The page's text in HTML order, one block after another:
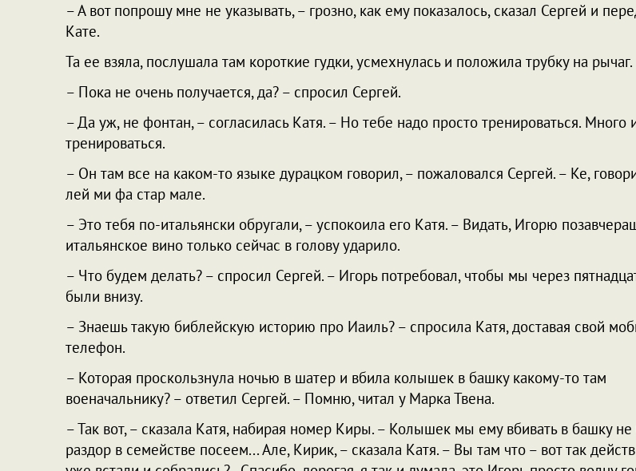
– А вот попрошу мне не указывать, – грозно, как ему показалось, сказал Сергей и
Кате.
Та ее взяла, послушала там короткие гудки, усмехнулась и положила трубку на рычаг.
– Пока не очень получается, да? – спросил Сергей.
– Да уж, не фонтан, – согласилась Катя. – Но тебе надо просто тренироваться. Много
тренироваться.
– Он там все на каком-то языке дурацком говорил, – пожаловался Сергей. – Ке,
лей ми фа стар мале.
– Это тебя по-итальянски обругали, – успокоила его Катя. – Видать, Игорю
итальянское вино только сейчас в голову ударило.
– Что будем делать? – спросил Сергей. – Игорь потребовал, чтобы мы через
были внизу.
– Знаешь такую библейскую историю про Иаиль? – спросила Катя, доставая свой
телефон.
– Которая проскользнула ночью в шатер и вбила колышек в башку какому-то там
военачальнику? – ответил Сергей. – Помню, читал у Марка Твена.
– Так вот, – сказала Катя, набирая номер Киры. – Колышек мы ему вбивать в башку
раздор в семействе посеем... Але, Кирик, – сказала Катя. – Вы там что – вот так